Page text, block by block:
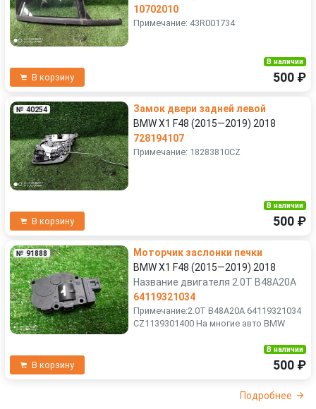
10702010
Примечание: 43R001734
В корзину
В наличии
500 ₽
№ 40254
Замок двери задней левой
BMW X1 F48 (2015—2019) 2018
728194107
Примечание: 18283810CZ
В корзину
В наличии
500 ₽
№ 91888
Моторчик заслонки печки
BMW X1 F48 (2015—2019) 2018
Название двигателя 2.0T B48A20A
64119321034
Примечание:2.0T B48A20A 64119321034
CZ1139301400 На многие авто BMW
В корзину
В наличии
500 ₽
Подробнее